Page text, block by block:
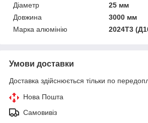
Діаметр
25 мм
Довжина
3000 мм
Марка алюмінію
2024Т3
Умови доставки
Доставка здійснюється тільки по
Нова Пошта
Самовивіз